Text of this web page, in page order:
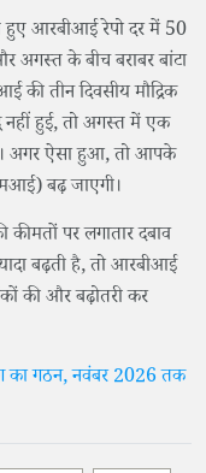
हुए आरबीआई रेपो दर में 50
के बीच बराबर बांटा
की तीन दिवसीय मौद्रिक
नहीं हुई, तो अगस्त में एक
अगर ऐसा हुआ, तो आपके
बढ़ जाएगी।
कीमतों पर लगातार दबाव
बढ़ती है, तो आरबीआई
की और बढ़ोतरी कर
गठन, नवंबर 2026 तक